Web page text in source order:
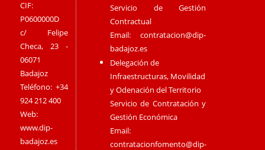
CIF:
P0600000D
c/ Felipe
Checa, 23 -
06071
Badajoz
Teléfono: +34
924 212 400
Web:
www.dip-
badajoz.es
Servicio de Gestión
Contractual
Email:contratacion@dip-
badajoz.es
Delegación de
Infraestructuras, Movilidad
y Odenación del Territorio
Servicio de Contratación y
Gestión Económica
Email:
contratacionfomento@dip-